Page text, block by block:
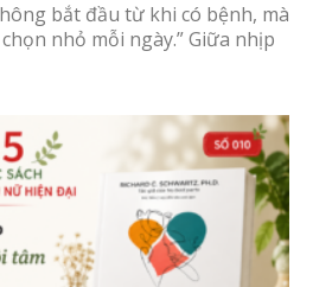
bắt đầu từ khi có bệnh, mà
nhỏ mỗi ngày.” Giữa nhịp